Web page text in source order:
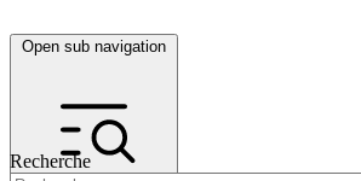
Open sub navigation
Recherche